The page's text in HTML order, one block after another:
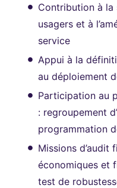
Contribution à
usagers et à
service
Appui à la
au déploiement
Participation au
: regroupement
programmation
Missions d’audit
économiques et
test de